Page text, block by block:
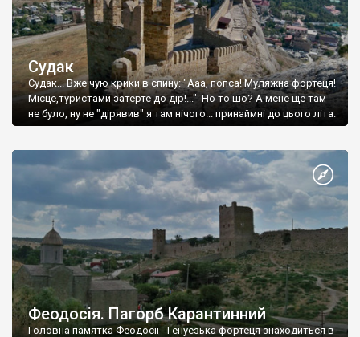
Судак
Судак... Вже чую крики в спину: "Ааа, попса! Муляжна фортеця!
Місце,туристами затерте до дір!..." Но то шо? А мене ще там
не було, ну не "дірявив" я там нічого... принаймні до цього літа.
Феодосія. Пагорб Карантинний
Головна памятка Феодосії - Генуезька фортеця знаходиться в